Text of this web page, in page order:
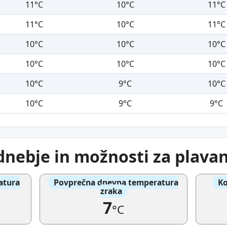
11°C 10°C
11°C
11°C
10°C
11°C
10°C
10°C
10°C
10°C
10°C
10°C
10°C
9°C
10°C
10°C
9°C 9°C
in možnosti za
Povprečna dnevna temperatura
zraka
7°C